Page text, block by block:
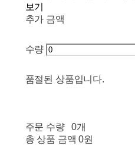
보기
추가 금액
수량
품절된 상품입니다.
주문 수량
0개
총 상품 금액 0원